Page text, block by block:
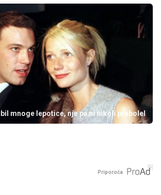
mnoge lepotice, nje pa ni nikoli prebolel
Priporoča